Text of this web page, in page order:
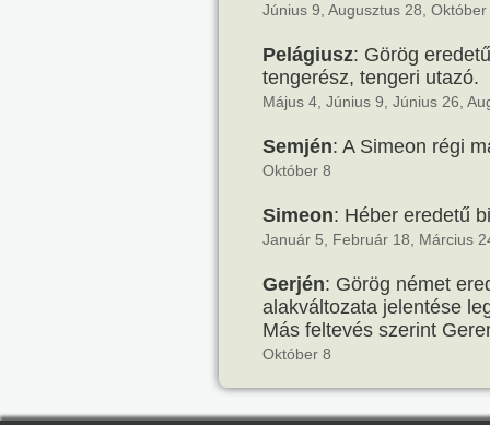
Június 9, Augusztus 28, Október
Pelágiusz: Görög
tengerész, tengeri utazó.
Május 4, Június 9, Június 26,
Semjén: A Simeon régi
Október 8
Simeon: Héber eredetű
Január 5, Február 18, Március
Gerjén: Görög német
alakváltozata jelentése
Más feltevés szerint
Október 8